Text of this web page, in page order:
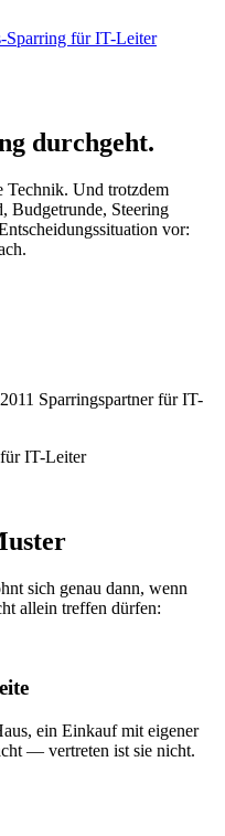
durchgeht.
Technik. Und trotzdem
Budgetrunde, Steering
vor:
Sparringspartner für IT-
sich genau dann, wenn
allein treffen dürfen:
ein Einkauf mit eigener
— vertreten ist sie nicht.